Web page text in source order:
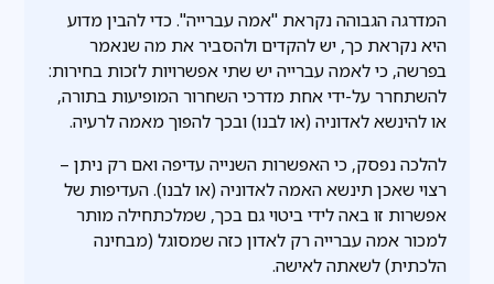
המדרגה הגבוהה נקראת "אמה עברייה". כדי להבין מדוע
היא נקראת כך, יש להקדים ולהסביר את מה שנאמר
בפרשה, כי לאמה עברייה יש שתי אפשרויות לזכות בחירות:
להשתחרר על-ידי אחת מדרכי השחרור המופיעות בתורה,
או להינשא לאדוניה (או לבנו) ובכך להפוך מאמה לרעיה.
להלכה נפסק, כי האפשרות השנייה עדיפה ואם רק ניתן –
רצוי שאכן תינשא האמה לאדוניה (או לבנו). העדיפות של
אפשרות זו באה לידי ביטוי גם בכך, שמלכתחילה מותר
למכור אמה עברייה רק לאדון כזה שמסוגל (מבחינה
הלכתית) לשאתה לאישה.